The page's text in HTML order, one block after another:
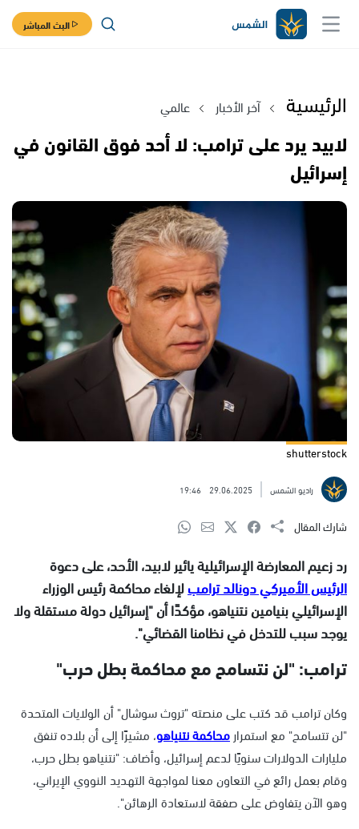
البث المباشر
الرئيسية آخر الأخبار عالمي
لابيد يرد على ترامب: لا أحد فوق القانون في
إسرائيل
shutterstock
راديو الشمس 29.06.2025
19:46
شارك المقال
رد زعيم المعارضة الإسرائيلية يائير لابيد، الأحد، على دعوة
الرئيس الأميركي دونالد ترامبلإلغاء محاكمة رئيس الوزراء
الإسرائيلي بنيامين نتنياهو، مؤكدًا أن "إسرائيل دولة مستقلة ولا
يوجد سبب للتدخل في نظامنا القضائي".
ترامب: "لن نتسامح مع محاكمة بطل حرب"
وكان ترامب قد كتب على منصته "تروث سوشال" أن الولايات المتحدة
"لن تتسامح" مع استمرارمحاكمة نتنياهو، مشيرًا إلى أن بلاده تنفق
مليارات الدولارات سنويًا لدعم إسرائيل، وأضاف: "نتنياهو بطل حرب،
وقام بعمل رائع في التعاون معنا لمواجهة التهديد النووي الإيراني،
وهو الآن يتفاوض على صفقة لاستعادة الرهائن".